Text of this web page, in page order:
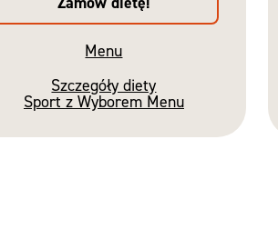
Menu
Szczegóły diety
Sport z Wyborem Menu